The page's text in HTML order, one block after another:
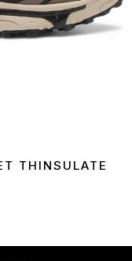
THINSULATE